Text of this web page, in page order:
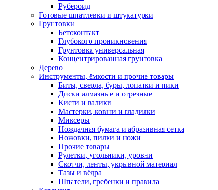
Рубероид
Готовые шпатлевки и штукатурки
Грунтовки
Бетоконтакт
Глубокого проникновения
Грунтовка универсальная
Концентрированная грунтовка
Дерево
Инструменты, ёмкости и прочие товары
Биты, сверла, буры, лопатки и пики
Диски алмазные и отрезные
Кисти и валики
Мастерки, ковши и гладилки
Миксеры
Нождачная бумага и абразивная сетка
Ножовки, пилки и ножи
Прочие товары
Рулетки, угольники, уровни
Скотчи, ленты, укрывной материал
Тазы и вёдра
Шпатели, гребенки и правила